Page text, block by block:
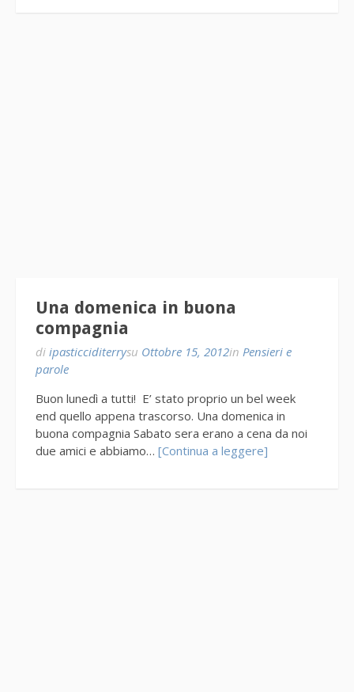
Una domenica in buona
compagnia
di ipasticciditerrysu Ottobre 15, 2012in Pensieri e
parole
Buon lunedì a tutti! E’ stato proprio un bel week
end quello appena trascorso. Una domenica in
buona compagnia Sabato sera erano a cena da noi
due amici e abbiamo… [Continua a leggere]